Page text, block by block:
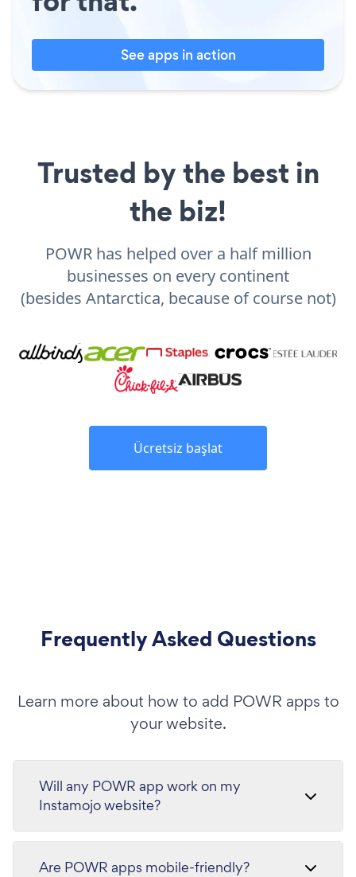
See apps in action
Trusted by the best in
the biz!
POWR has helped over a half million
businesses on every continent
(besides Antarctica, because of course not)
Ücretsiz başlat
Frequently Asked Questions
Learn more about how to add POWR apps to
your website.
Will any POWR app work on my
Instamojo website?
Are POWR apps mobile-friendly?